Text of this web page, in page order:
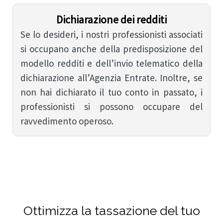
Dichiarazione dei redditi
Se lo desideri, i nostri professionisti associati
si occupano anche della predisposizione del
modello redditi e dell’invio telematico della
dichiarazione all’Agenzia Entrate. Inoltre, se
non hai dichiarato il tuo conto in passato, i
professionisti si possono occupare del
ravvedimento operoso.
Ottimizza la tassazione del tuo